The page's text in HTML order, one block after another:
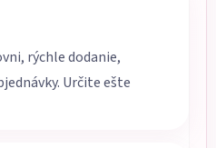
5 hviezdičiek.
rýchle dodanie,
Určite ešte